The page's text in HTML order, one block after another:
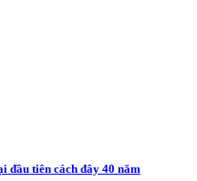
đầu tiên cách đây 40 năm